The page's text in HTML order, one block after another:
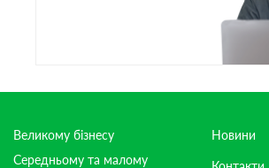
Великому бізнесу
Середньому та малому
Новини